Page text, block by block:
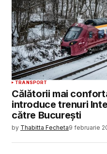
TRANSPORT
Călătorii mai
introduce trenuri
către București
by Thabitta Fecheta9 februarie